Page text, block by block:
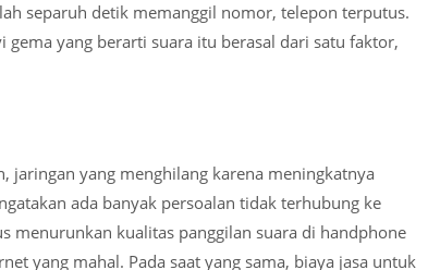
separuh detik memanggil nomor, telepon terputus.
yang berarti suara itu berasal dari satu faktor,
jaringan yang menghilang karena meningkatnya
ada banyak persoalan tidak terhubung ke
menurunkan kualitas panggilan suara di handphone
yang mahal. Pada saat yang sama, biaya jasa untuk